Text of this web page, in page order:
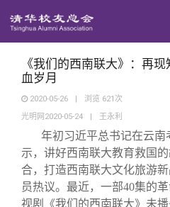
西南联大校友
义工计划
新媒体平台
青春风采
校友文苑
校友讲坛
校友视界
《我们的西南联大》：再
血岁月
2020-05-26 | 浏览 621 次
光明网2020-05-24
| 王永利
年初习近平总书记在云
示，讲好西南联大教育救国
合，打造西南联大文化旅游
员热议。最近，一部40集的
视剧《我们的西南联大》未